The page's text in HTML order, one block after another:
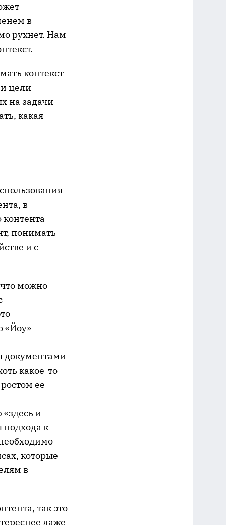
в
рухнет. Нам
контекст
цели
на задачи
какая
в
понимать
и с
можно
«Йоу»
документами
какое-то
ее
и
подхода к
которые
в
так это
даже